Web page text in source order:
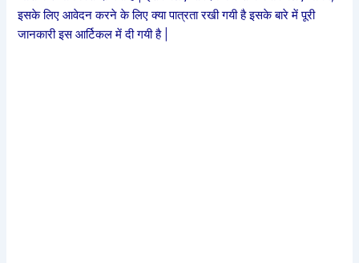
इसके लिए आवेदन करने के लिए क्या पात्रता रखी गयी है इसके बारे में पूरी
जानकारी इस आर्टिकल में दी गयी है |